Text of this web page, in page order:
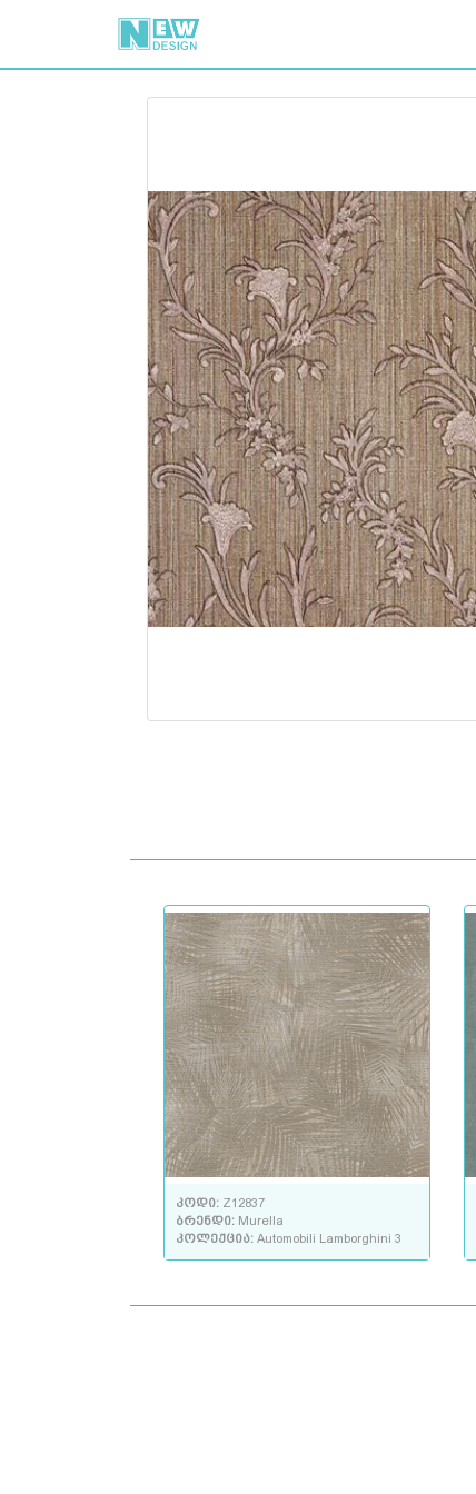
კოდი: Z12837
ბრენდი: Murella
კოლექცია: Automobili Lamborghini 3